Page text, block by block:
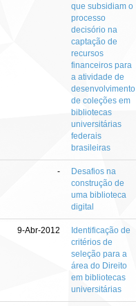
que subsidiam o
processo
decisório na
captação de
recursos
financeiros para
a atividade de
desenvolvimento
de coleções em
bibliotecas
universitárias
federais
brasileiras
-
Desafios na
construção de
uma biblioteca
digital
9-Abr-2012
Identificação de
critérios de
seleção para a
área do Direito
em bibliotecas
universitárias